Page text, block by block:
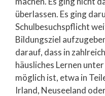
überlassen. Es ging
Schulbesuchspflicht
Bildungsziel
darauf, dass in
häusliches Lernen
möglich ist, etwa in
Irland, Neuseeland